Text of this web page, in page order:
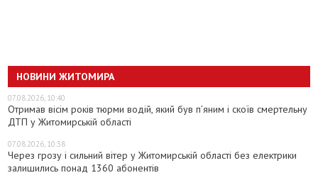
НОВИНИ ЖИТОМИРА
07.08.2026, 10:40
Отримав вісім років тюрми водій, який був п’яним і скоїв смертельну
ДТП у Житомирській області
07.08.2026, 10:38
Через грозу і сильний вітер у Житомирській області без електрики
залишились понад 1360 абонентів